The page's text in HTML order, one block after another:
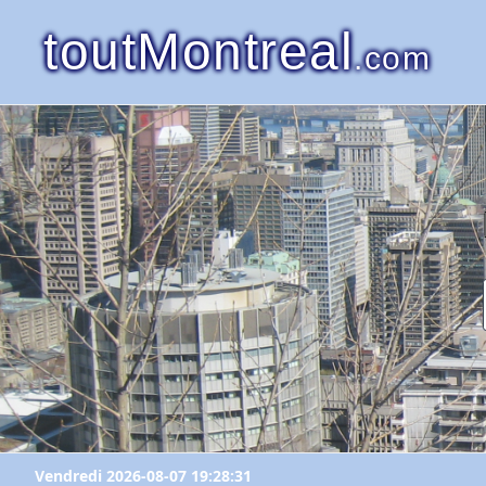
toutMontreal.com
Vendredi 2026-08-07 19:28:31